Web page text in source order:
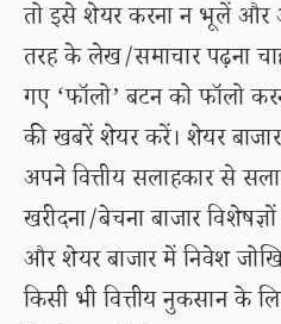
तो इसे शेयर करना न भूलें
तरह के लेख/समाचार पढ़ना
गए ‘फॉलो’ बटन को फॉलो
की खबरें शेयर करें। शेयर
अपने वित्तीय सलाहकार से
खरीदना/बेचना बाजार
और शेयर बाजार में निवेश
किसी भी वित्तीय नुकसान के